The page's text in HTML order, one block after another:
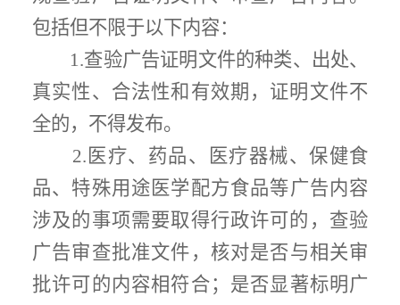
包括但不限于以下内容：
1.查验广告证明文件的种类、出处、
真实性、合法性和有效期，证明文件不
全的， 不得发布。
2. 医疗、药品、医疗器械、保健食
品、特殊用途医学配方食品等广告内容
涉及的事项需要取得行政许可的， 查验
广告审查批准文件， 核对是否与相关审
批许可的内容相符合； 是否显著标明广